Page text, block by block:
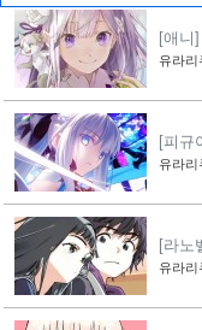
[애니]
계 생
유라리
[피규
페이
유라리
[라노
표지
유라리